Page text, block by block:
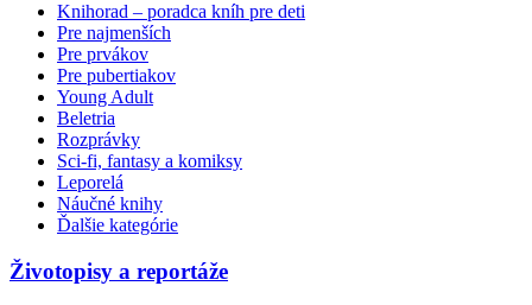
Knihorad – poradca kníh pre deti
Pre najmenších
Pre prvákov
Pre pubertiakov
Young Adult
Beletria
Rozprávky
Sci-fi, fantasy a komiksy
Leporelá
Náučné knihy
Ďalšie kategórie
Životopisy a reportáže